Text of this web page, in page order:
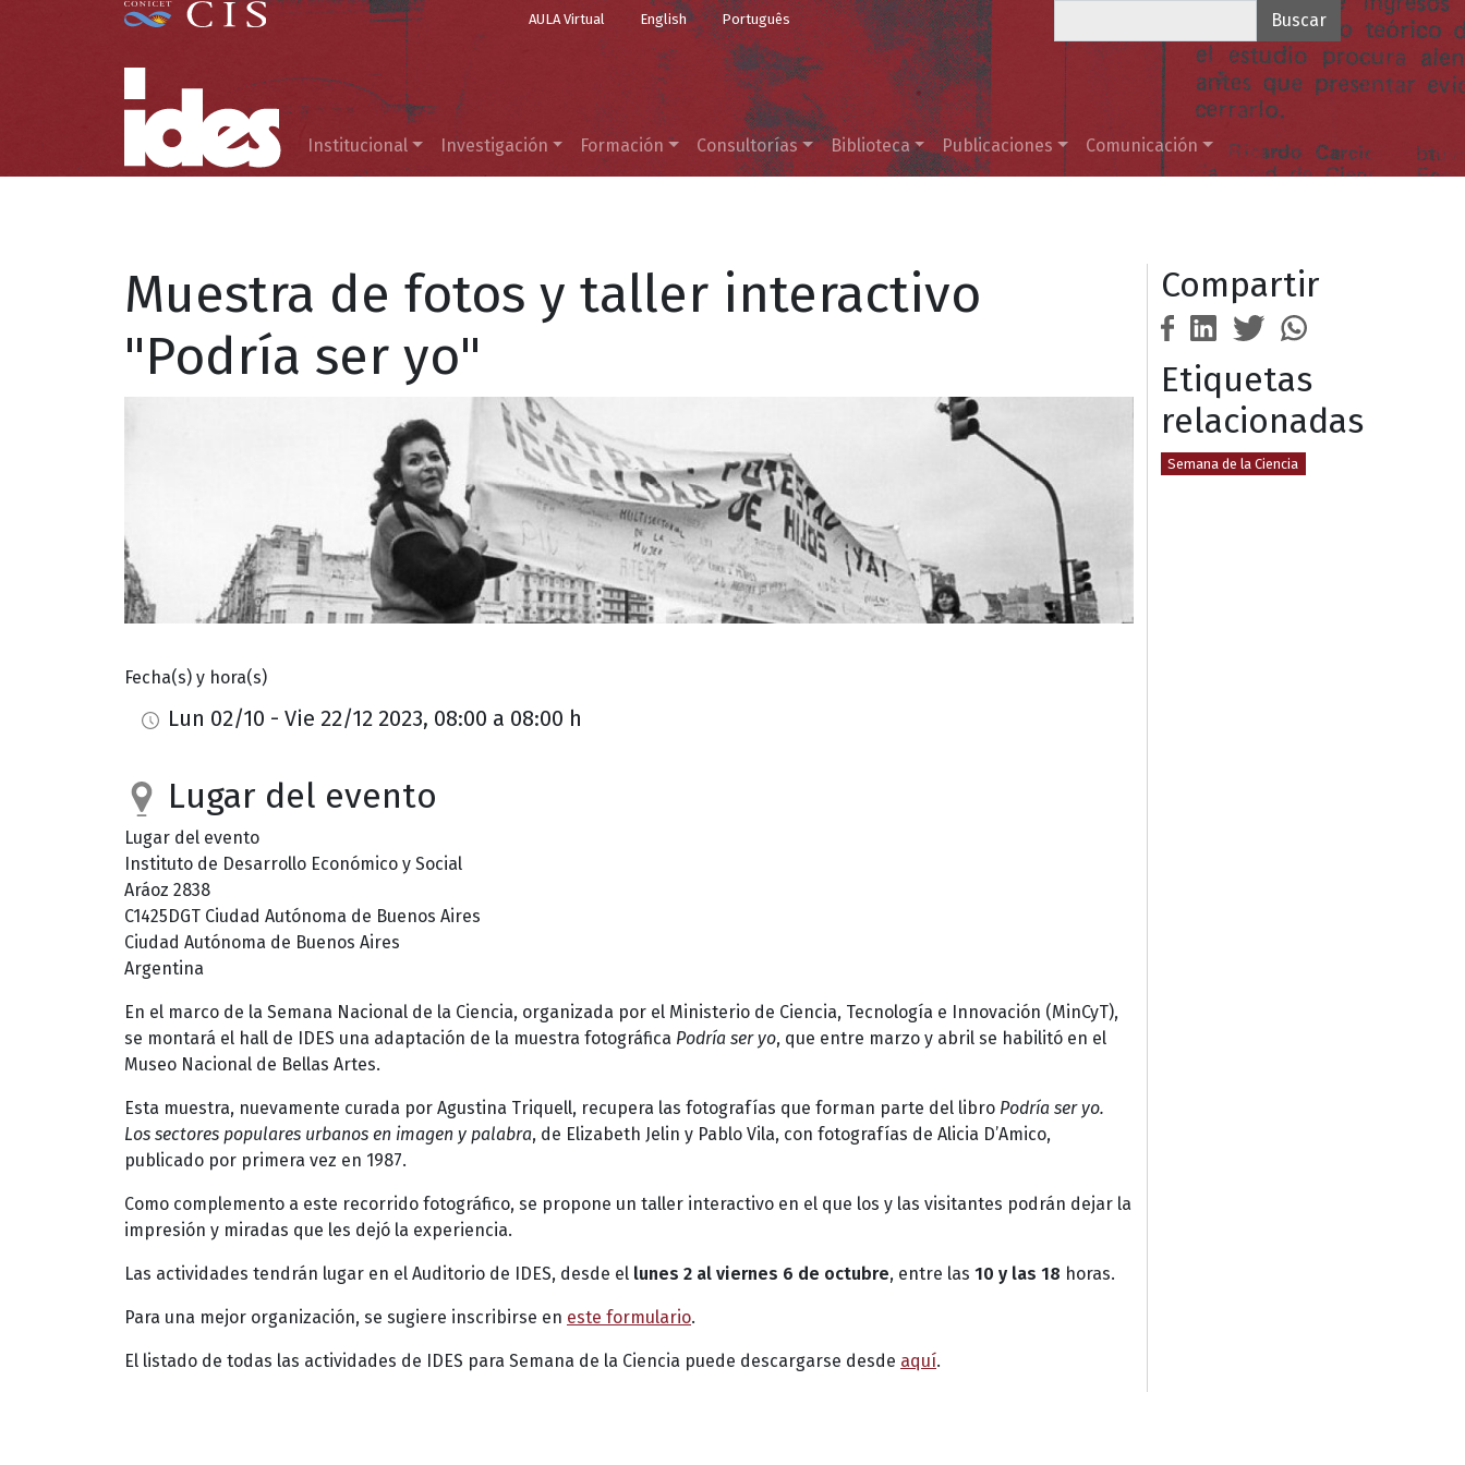
Pasar al contenido principal
Top Menu
AULA Virtual English Português
Menú principal
Institucional Investigación Formación Consultorías Biblioteca Publicaciones Comunicación
Muestra de fotos y taller interactivo
"Podría ser yo"
Fecha(s) y hora(s)
Lun 02/10 - Vie 22/12 2023, 08:00 a 08:00 h
Lugar del evento
Lugar del evento
Instituto de Desarrollo Económico y Social
Aráoz 2838
C1425DGT Ciudad Autónoma de Buenos Aires
Ciudad Autónoma de Buenos Aires
Argentina
En el marco de la Semana Nacional de la Ciencia, organizada por el Ministerio de Ciencia, Tecnología e Innovación (MinCyT),
se montará el hall de IDES una adaptación de la muestra fotográfica Podría ser yo, que entre marzo y abril se habilitó en el
Museo Nacional de Bellas Artes.
Esta muestra, nuevamente curada por Agustina Triquell, recupera las fotografías que forman parte del libro Podría ser yo.
Los sectores populares urbanos en imagen y palabra, de Elizabeth Jelin y Pablo Vila, con fotografías de Alicia D’Amico,
publicado por primera vez en 1987.
Como complemento a este recorrido fotográfico, se propone un taller interactivo en el que los y las visitantes podrán dejar la
impresión y miradas que les dejó la experiencia.
Las actividades tendrán lugar en el Auditorio de IDES, desde el lunes 2 al viernes 6 de octubre, entre las 10 y las 18 horas.
Para una mejor organización, se sugiere inscribirse en este formulario.
El listado de todas las actividades de IDES para Semana de la Ciencia puede descargarse desde aquí.
Compartir
Etiquetas
relacionadas
Semana de la Ciencia